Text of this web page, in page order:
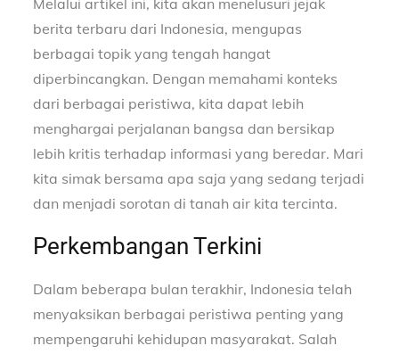
Melalui artikel ini, kita akan menelusuri jejak
berita terbaru dari Indonesia, mengupas
berbagai topik yang tengah hangat
diperbincangkan. Dengan memahami konteks
dari berbagai peristiwa, kita dapat lebih
menghargai perjalanan bangsa dan bersikap
lebih kritis terhadap informasi yang beredar. Mari
kita simak bersama apa saja yang sedang terjadi
dan menjadi sorotan di tanah air kita tercinta.
Perkembangan Terkini
Dalam beberapa bulan terakhir, Indonesia telah
menyaksikan berbagai peristiwa penting yang
mempengaruhi kehidupan masyarakat. Salah